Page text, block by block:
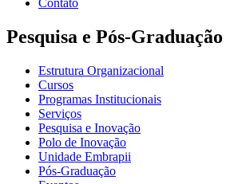
Pesquisa e Pós-Graduação
Estrutura Organizacional
Cursos
Programas Institucionais
Serviços
Pesquisa e Inovação
Polo de Inovação
Unidade Embrapii
Pós-Graduação